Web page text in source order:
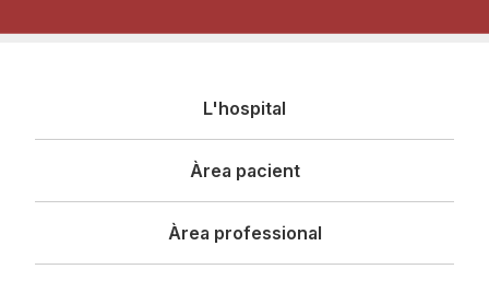
L'hospital
Àrea pacient
Àrea professional